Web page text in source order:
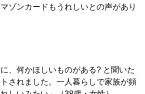
ゾンカードもうれしいとの声があり
、何かほしいものがある? と聞いた
されました。一人暮らしで家族が頻